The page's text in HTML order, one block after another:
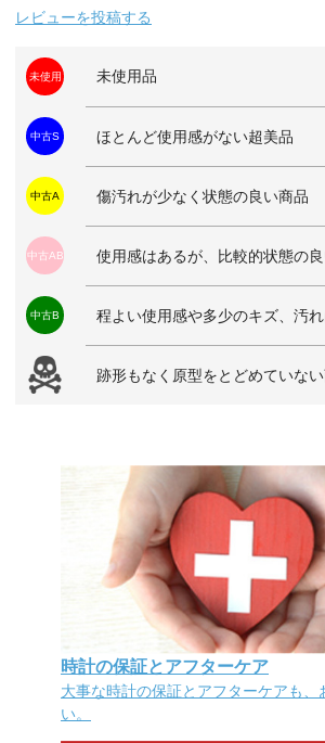
レビューを投稿する
未使用 未使用品
中古S ほとんど使用感がない超美品
中古A 傷汚れが少なく状態の良い商品
中古AB 使用感はあるが、比較的状態の
中古B 程よい使用感や多少のキズ、汚
跡形もなく原型をとどめていな
時計の保証とアフターケア
大事な時計の保証とアフターケアも、
い。